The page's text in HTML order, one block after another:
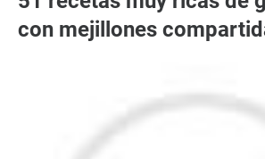
con mejillones